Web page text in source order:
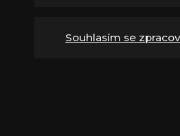
Souhlasím se